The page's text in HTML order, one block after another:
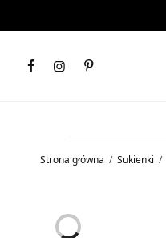
Strona główna / Sukienki /